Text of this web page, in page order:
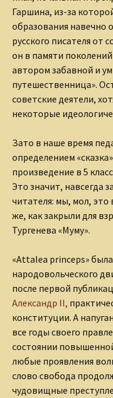
Гаршина, из-за
образования навечно
русского писателя от
он в памяти
автором забавной и
путешественница».
советские деятели,
некоторые
Зато в наше время
определением
произведение в 5
Это значит, навсегда
читателя: мы, мол, это
же, как закрыли для
Тургенева «Муму».
«Attalea princeps»
народовольческого
после первой
Александр II,
конституции. А
все годы своего
состоянии
любые проявления
слово свобода
чудовищные